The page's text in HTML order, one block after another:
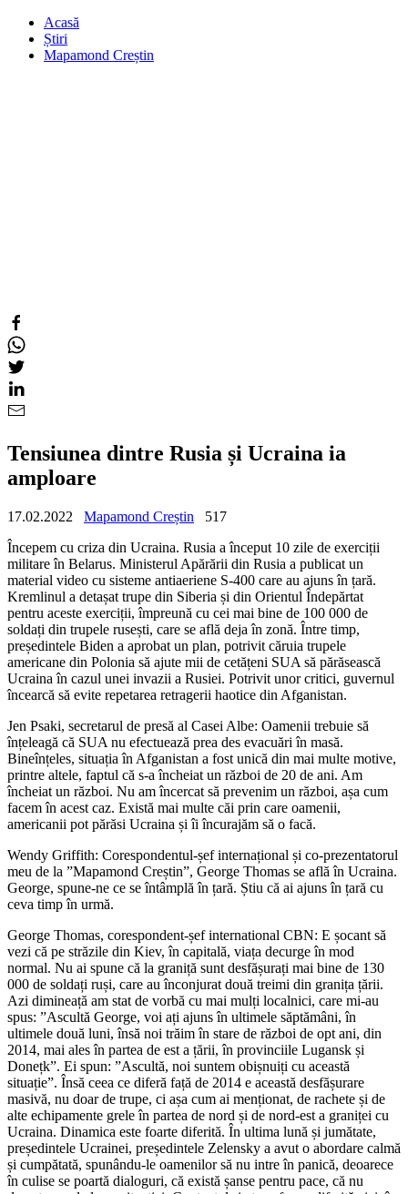
Acasă
Știri
Mapamond Creștin
Tensiunea dintre Rusia și Ucraina ia
amploare
17.02.2022 Mapamond Creștin
517
Începem cu criza din Ucraina. Rusia a început 10 zile de exerciții
militare în Belarus. Ministerul Apărării din Rusia a publicat un
material video cu sisteme antiaeriene S-400 care au ajuns în țară.
Kremlinul a detașat trupe din Siberia și din Orientul Îndepărtat
pentru aceste exerciții, împreună cu cei mai bine de 100 000 de
soldați din trupele rusești, care se află deja în zonă. Între timp,
președintele Biden a aprobat un plan, potrivit căruia trupele
americane din Polonia să ajute mii de cetățeni SUA să părăsească
Ucraina în cazul unei invazii a Rusiei. Potrivit unor critici, guvernul
încearcă să evite repetarea retragerii haotice din Afganistan.
Jen Psaki, secretarul de presă al Casei Albe: Oamenii trebuie să
înțeleagă că SUA nu efectuează prea des evacuări în masă.
Bineînțeles, situația în Afganistan a fost unică din mai multe motive,
printre altele, faptul că s-a încheiat un război de 20 de ani. Am
încheiat un război. Nu am încercat să prevenim un război, așa cum
facem în acest caz. Există mai multe căi prin care oamenii,
americanii pot părăsi Ucraina și îi încurajăm să o facă.
Wendy Griffith: Corespondentul-șef internațional și co-prezentatorul
meu de la ”Mapamond Creștin”, George Thomas se află în Ucraina.
George, spune-ne ce se întâmplă în țară. Știu că ai ajuns în țară cu
ceva timp în urmă.
George Thomas, corespondent-șef international CBN: E șocant să
vezi că pe străzile din Kiev, în capitală, viața decurge în mod
normal. Nu ai spune că la graniță sunt desfășurați mai bine de 130
000 de soldați ruși, care au înconjurat două treimi din granița țării.
Azi dimineață am stat de vorbă cu mai mulți localnici, care mi-au
spus: ”Ascultă George, voi ați ajuns în ultimele săptămâni, în
ultimele două luni, însă noi trăim în stare de război de opt ani, din
2014, mai ales în partea de est a țării, în provinciile Lugansk și
Donețk”. Ei spun: ”Ascultă, noi suntem obișnuiți cu această
situație”. Însă ceea ce diferă față de 2014 e această desfășurare
masivă, nu doar de trupe, ci așa cum ai menționat, de rachete și de
alte echipamente grele în partea de nord și de nord-est a graniței cu
Ucraina. Dinamica este foarte diferită. În ultima lună și jumătate,
președintele Ucrainei, președintele Zelensky a avut o abordare calmă
și cumpătată, spunându-le oamenilor să nu intre în panică, deoarece
în culise se poartă dialoguri, că există șanse pentru pace, că nu